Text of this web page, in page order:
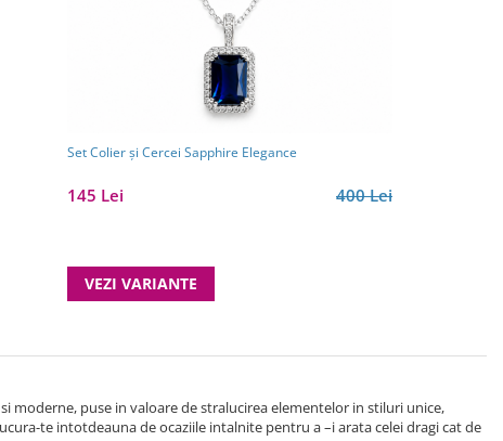
Set Colier și Cercei Sapphire Elegance
400 Lei
145 Lei
VEZI VARIANTE
moderne, puse in valoare de stralucirea elementelor in stiluri unice,
te intotdeauna de ocaziile intalnite pentru a –i arata celei dragi cat de